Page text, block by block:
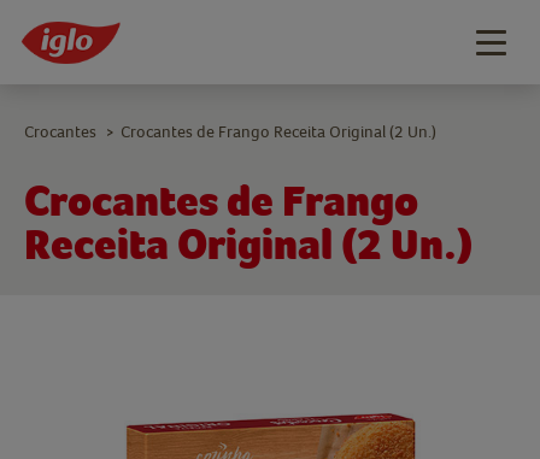
Crocantes de Frango
Receita Original (2 Un.)
Crocantes > Crocantes de Frango Receita Original (2 Un.)